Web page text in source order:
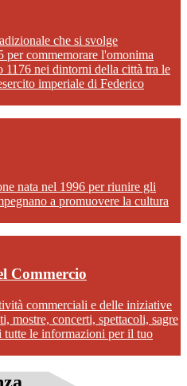
che si svolge
per commemorare l'omonima
1176 nei dintorni della città tra le
imperiale di Federico
nata nel 1996 per riunire gli
a promuovere la cultura
Commercio
commerciali e delle iniziative
mostre, concerti, spettacoli, sagre
tutte le informazioni per il tuo